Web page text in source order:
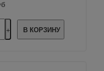
В КОРЗИНУ